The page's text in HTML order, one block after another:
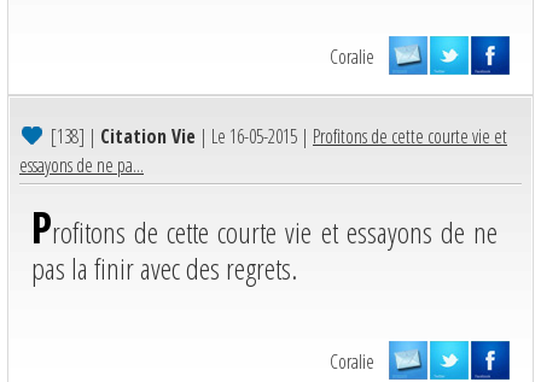
Coralie
[138] | Citation Vie | Le 16-05-2015 | Profitons de cette courte vie et
essayons de ne pa...
Profitons de cette courte vie et essayons de ne
pas la finir avec des regrets.
Coralie